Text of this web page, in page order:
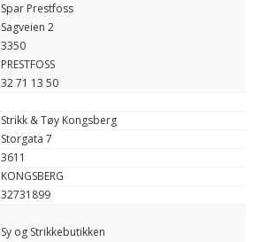
Spar Prestfoss
Sagveien 2
3350
PRESTFOSS
32 71 13 50
Strikk & Tøy Kongsberg
Storgata 7
3611
KONGSBERG
32731899
Sy og Strikkebutikken